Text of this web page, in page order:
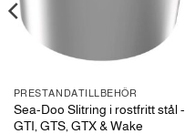
PRESTANDATILLBEHÖR
Sea-Doo Slitring i rostfritt stål -
GTI, GTS, GTX & Wake